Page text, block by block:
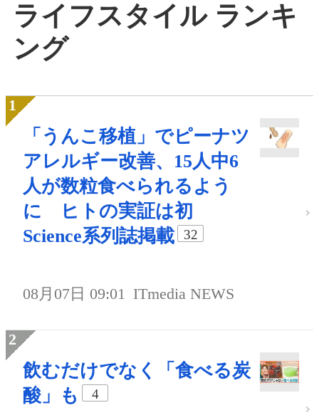
ライフスタイル ランキ
ング
「うんこ移植」でピーナツ
アレルギー改善、15人中6
人が数粒食べられるよう
に ヒトの実証は初
Science系列誌掲載
32
08月07日 09:01 ITmedia NEWS
飲むだけでなく「食べる炭
酸」も
4